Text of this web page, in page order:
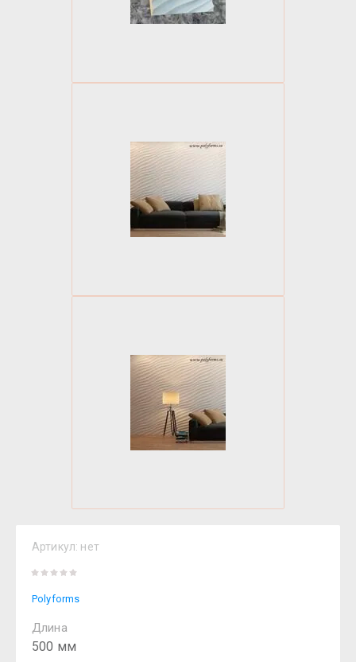
Артикул: нет
Polyforms
Длина
500 мм